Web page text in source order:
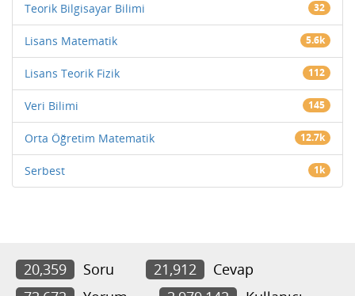
Teorik Bilgisayar Bilimi 32
Lisans Matematik 5.6k
Lisans Teorik Fizik 112
Veri Bilimi 145
Orta Öğretim Matematik 12.7k
Serbest 1k
20,359 Soru 21,912
Cevap